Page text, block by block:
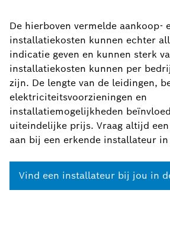
De hierboven vermelde aankoop-
installatiekosten kunnen echter
indicatie geven en kunnen sterk
installatiekosten kunnen per
zijn. De lengte van de leidingen,
elektriciteitsvoorzieningen en
installatiemogelijkheden
uiteindelijke prijs. Vraag altijd
aan bij een erkende installateur
Vind een installateur bij jou in